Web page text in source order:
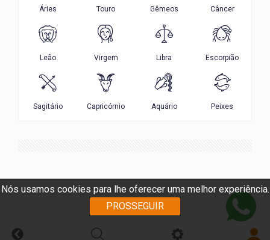
Nós usamos cookies para lhe oferecer uma melhor experiência.
PROSSEGUIR